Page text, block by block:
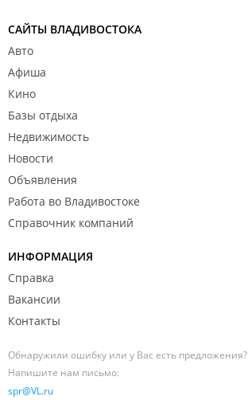
САЙТЫ ВЛАДИВОСТОКА
Авто
Афиша
Кино
Базы отдыха
Недвижимость
Новости
Объявления
Работа во Владивостоке
Справочник компаний
ИНФОРМАЦИЯ
Справка
Вакансии
Контакты
Обнаружили ошибку или у Вас есть предложения?
Напишите нам письмо:
spr@VL.ru